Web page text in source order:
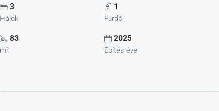
3
Hálók
1
Fürdő
83
m²
2025
Építés éve